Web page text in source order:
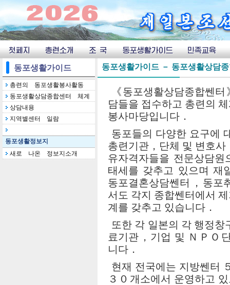
동포생활가이드
총련의 동포생활봉사활동
동포생활상담종합센터 체계
상담내용
지역별센터 일람
동포생활정보지
새로 나온 정보지소개
동포생활가이드 － 동포생활상담
《동포생활상담종합쎈
담들을 접수하고 총련의
봉사마당입니다．
동포들의 다양한 요구에
총련기관，단체 및 변호
유자격자들을 전문상담
태세를 갖추고 있으며 재
동포결혼상담쎈터，동포
서도 각지 종합쎈터에서
계를 갖추고 있습니다．
또한 각 일본의 각 행정
료기관，기업 및 ＮＰＯ
니다．
현재 전국에는 지방쎈터
３０개소에서 운영하고